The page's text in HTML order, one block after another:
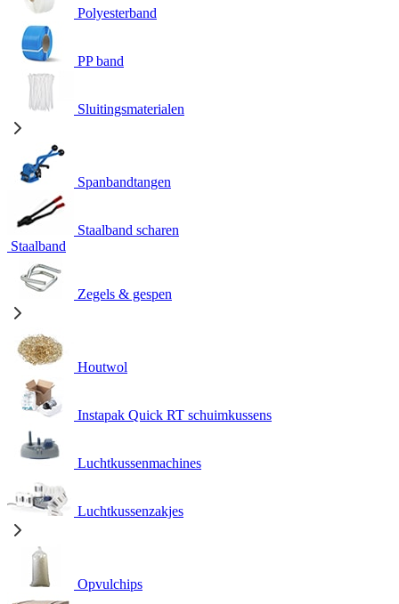
Polyesterband
PP band
Sluitingsmaterialen
Spanbandtangen
Staalband scharen
Staalband
Zegels & gespen
Houtwol
Instapak Quick RT schuimkussens
Luchtkussenmachines
Luchtkussenzakjes
Opvulchips